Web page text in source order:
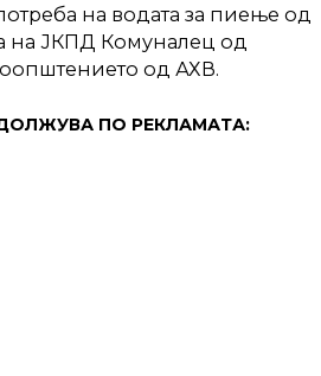
на водата за пиење од
на ЈКПД Комуналец од
од АХВ.
ПО РЕКЛАМАТА: